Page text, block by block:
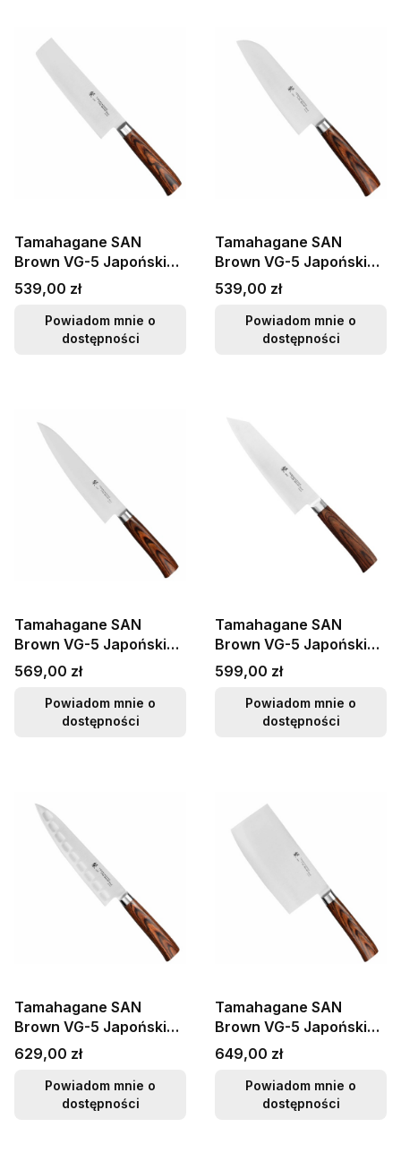
Tamahagane SAN
Brown VG-5 Japoński
Nóż Nakiri 18cm
Cena
539,00 zł
Powiadom mnie o
dostępności
Tamahagane SAN
Brown VG-5 Japoński
Nóż Kuchenny Santoku
Do Warzyw 17,5cm
Cena
539,00 zł
Powiadom mnie o
dostępności
Tamahagane SAN
Brown VG-5 Japoński
Nóż Szefa Kuchni 21cm
Cena
569,00 zł
Powiadom mnie o
dostępności
Tamahagane SAN
Brown VG-5 Japoński
Nóż Kengata 19,5cm
Cena
599,00 zł
Powiadom mnie o
dostępności
Tamahagane SAN
Brown VG-5 Japoński
Nóż Szefa Kuchni
Żłobiony 21cm
Cena
629,00 zł
Powiadom mnie o
dostępności
Tamahagane SAN
Brown VG-5 Japoński
Nóż w Stylu Chińskim
Do Siekania 18cm
Cena
649,00 zł
Powiadom mnie o
dostępności